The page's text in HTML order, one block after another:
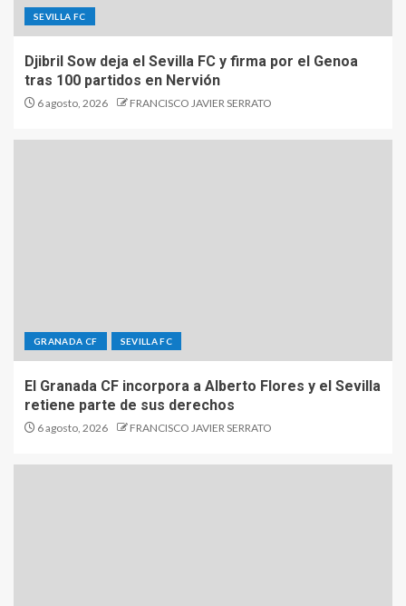
SEVILLA FC
Djibril Sow deja el Sevilla FC y firma por el Genoa
tras 100 partidos en Nervión
6 agosto, 2026 FRANCISCO JAVIER SERRATO
GRANADA CF SEVILLA FC
El Granada CF incorpora a Alberto Flores y el Sevilla
retiene parte de sus derechos
6 agosto, 2026 FRANCISCO JAVIER SERRATO